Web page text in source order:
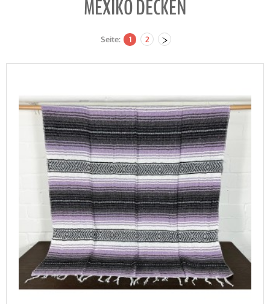
MEXIKO DECKEN
Seite: 1 2